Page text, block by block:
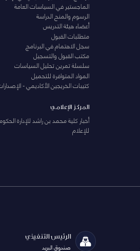
الماجستير في السياسات العامة
الرسوم والمنح الدراسة
أعضاء هيئة التدريس
متطلبات القبول
سجل الاهتمام في البرنامج
مكتب القبول والتسجيل
سلسلة تمرين تحليل السياسات
المواد المتوافرة للتحميل
كتيبات الخريجين الأكاديمي -
المركز الإعلامي
أخبار كلية محمد بن راشد للإدارة
للإعلام
الرئيس التنفيذي
صندوق البريد